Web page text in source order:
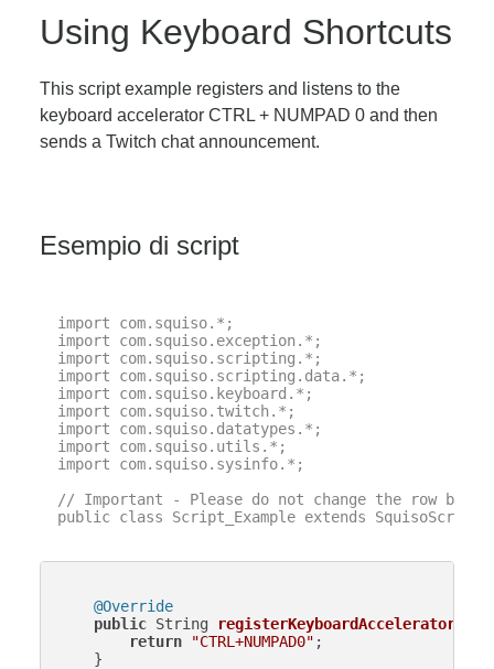
Using Keyboard Shortcuts
This script example registers and listens to the
keyboard accelerator CTRL + NUMPAD 0 and then
sends a Twitch chat announcement.
Esempio di script
import com.squiso.*;
import com.squiso.exception.*;
import com.squiso.scripting.*;
import com.squiso.scripting.data.*;
import com.squiso.keyboard.*;
import com.squiso.twitch.*;
import com.squiso.datatypes.*;
import com.squiso.utils.*;
import com.squiso.sysinfo.*;
// Important - Please do not change the row
public class Script_Example extends SquisoScript
@Override
public String registerKeyboardAccelerator
return
"CTRL+NUMPAD0" ;
    }